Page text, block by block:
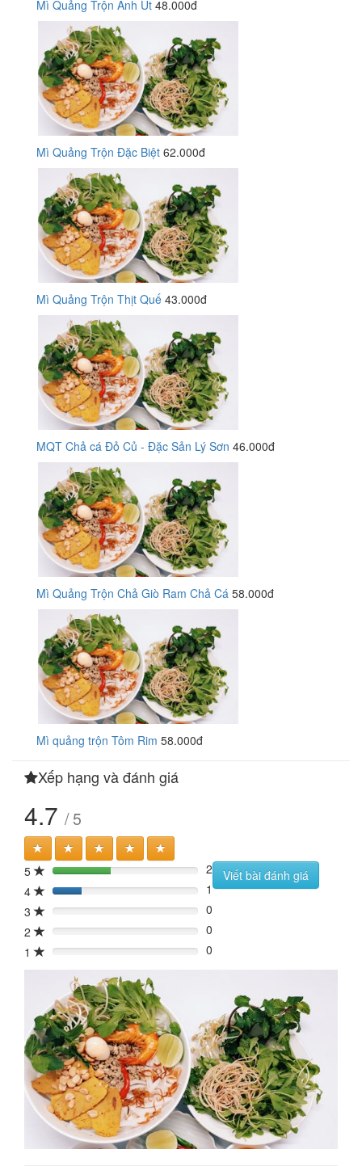
Mì Quảng Trộn Anh Út 48.000đ
Mì Quảng Trộn Đặc Biệt 62.000đ
Mì Quảng Trộn Thịt Quế 43.000đ
MQT Chả cá Đỏ Củ - Đặc Sản Lý Sơn 46.000đ
Mì Quảng Trộn Chả Giò Ram Chả Cá 58.000đ
Mì quảng trộn Tôm Rim 58.000đ
Xếp hạng và đánh giá
4.7 / 5
5 40%
2
4
20%
1
3
0%
0
2
0%
0
1
0% 0
Viết bài đánh giá